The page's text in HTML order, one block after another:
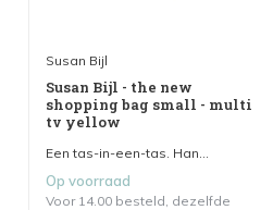
Susan Bijl
Susan Bijl - the new
shopping bag small - multi
tv yellow
Een tas-in-een-tas. Han...
Op voorraad
Voor 14.00 besteld, dezelfde